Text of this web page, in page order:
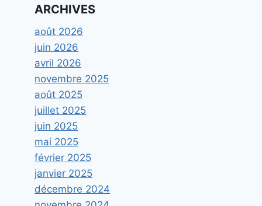
ARCHIVES
août 2026
juin 2026
avril 2026
novembre 2025
août 2025
juillet 2025
juin 2025
mai 2025
février 2025
janvier 2025
décembre 2024